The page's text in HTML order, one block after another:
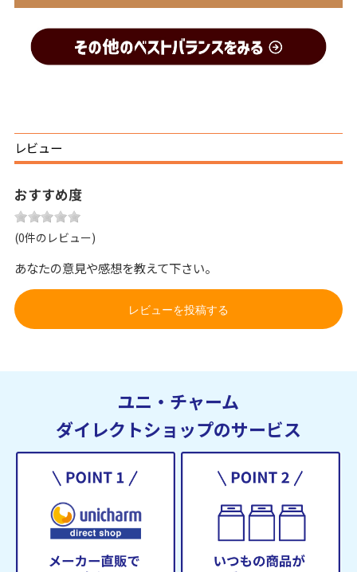
レビュー
おすすめ度
(0件のレビュー)
あなたの意見や感想を教えて下さい。
レビューを投稿する
ユニ・チャーム
ダイレクトショップのサービス